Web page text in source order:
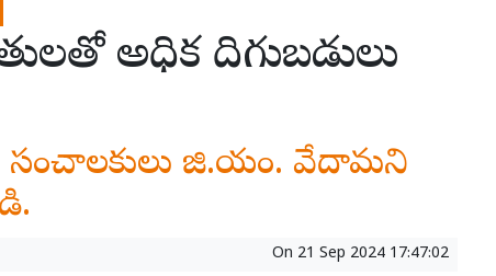
అధిక దిగుబడులు
సంచాలకులు జి.యం. వేదామని
On 21 Sep 2024 17:47:02